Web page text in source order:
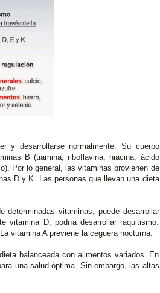
y desarrollarse normalmente. Su cuerpo
B (tiamina, riboflavina, niacina, ácido
Por lo general, las vitaminas provienen de
D y K. Las personas que llevan una dieta
vitaminas, puede desarrollar
vitamina D, podría desarrollar raquitismo.
vitamina A previene la ceguera nocturna.
balanceada con alimentos variados. En
una salud óptima. Sin embargo, las altas